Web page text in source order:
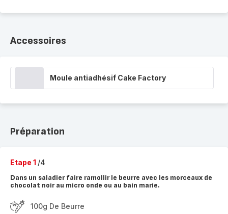
Accessoires
Moule antiadhésif Cake Factory
Préparation
Etape 1 /4
Dans un saladier faire ramollir le beurre avec les morceaux de
chocolat noir au micro onde ou au bain marie.
100g De Beurre